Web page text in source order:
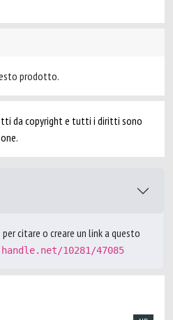
prodotto.
da copyright e tutti i diritti sono
citare o creare un link a questo
10281/47085